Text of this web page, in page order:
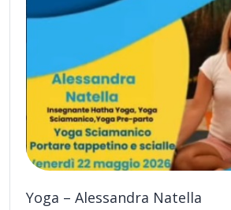
Yoga – Alessandra Natella